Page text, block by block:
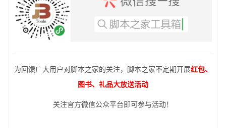
为回馈广大用户对脚本之家的关注，脚本之家不定期开展红包、
图书、礼品大放送活动
关注官方微信公众平台即可参与活动！